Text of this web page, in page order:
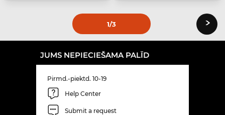
1/3 ›
JUMS NEPIECIEŠAMA PALĪD
Pirmd.-piektd. 10-19
Help Center
Submit a request